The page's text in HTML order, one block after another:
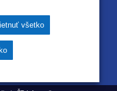
sociálneho
všetko